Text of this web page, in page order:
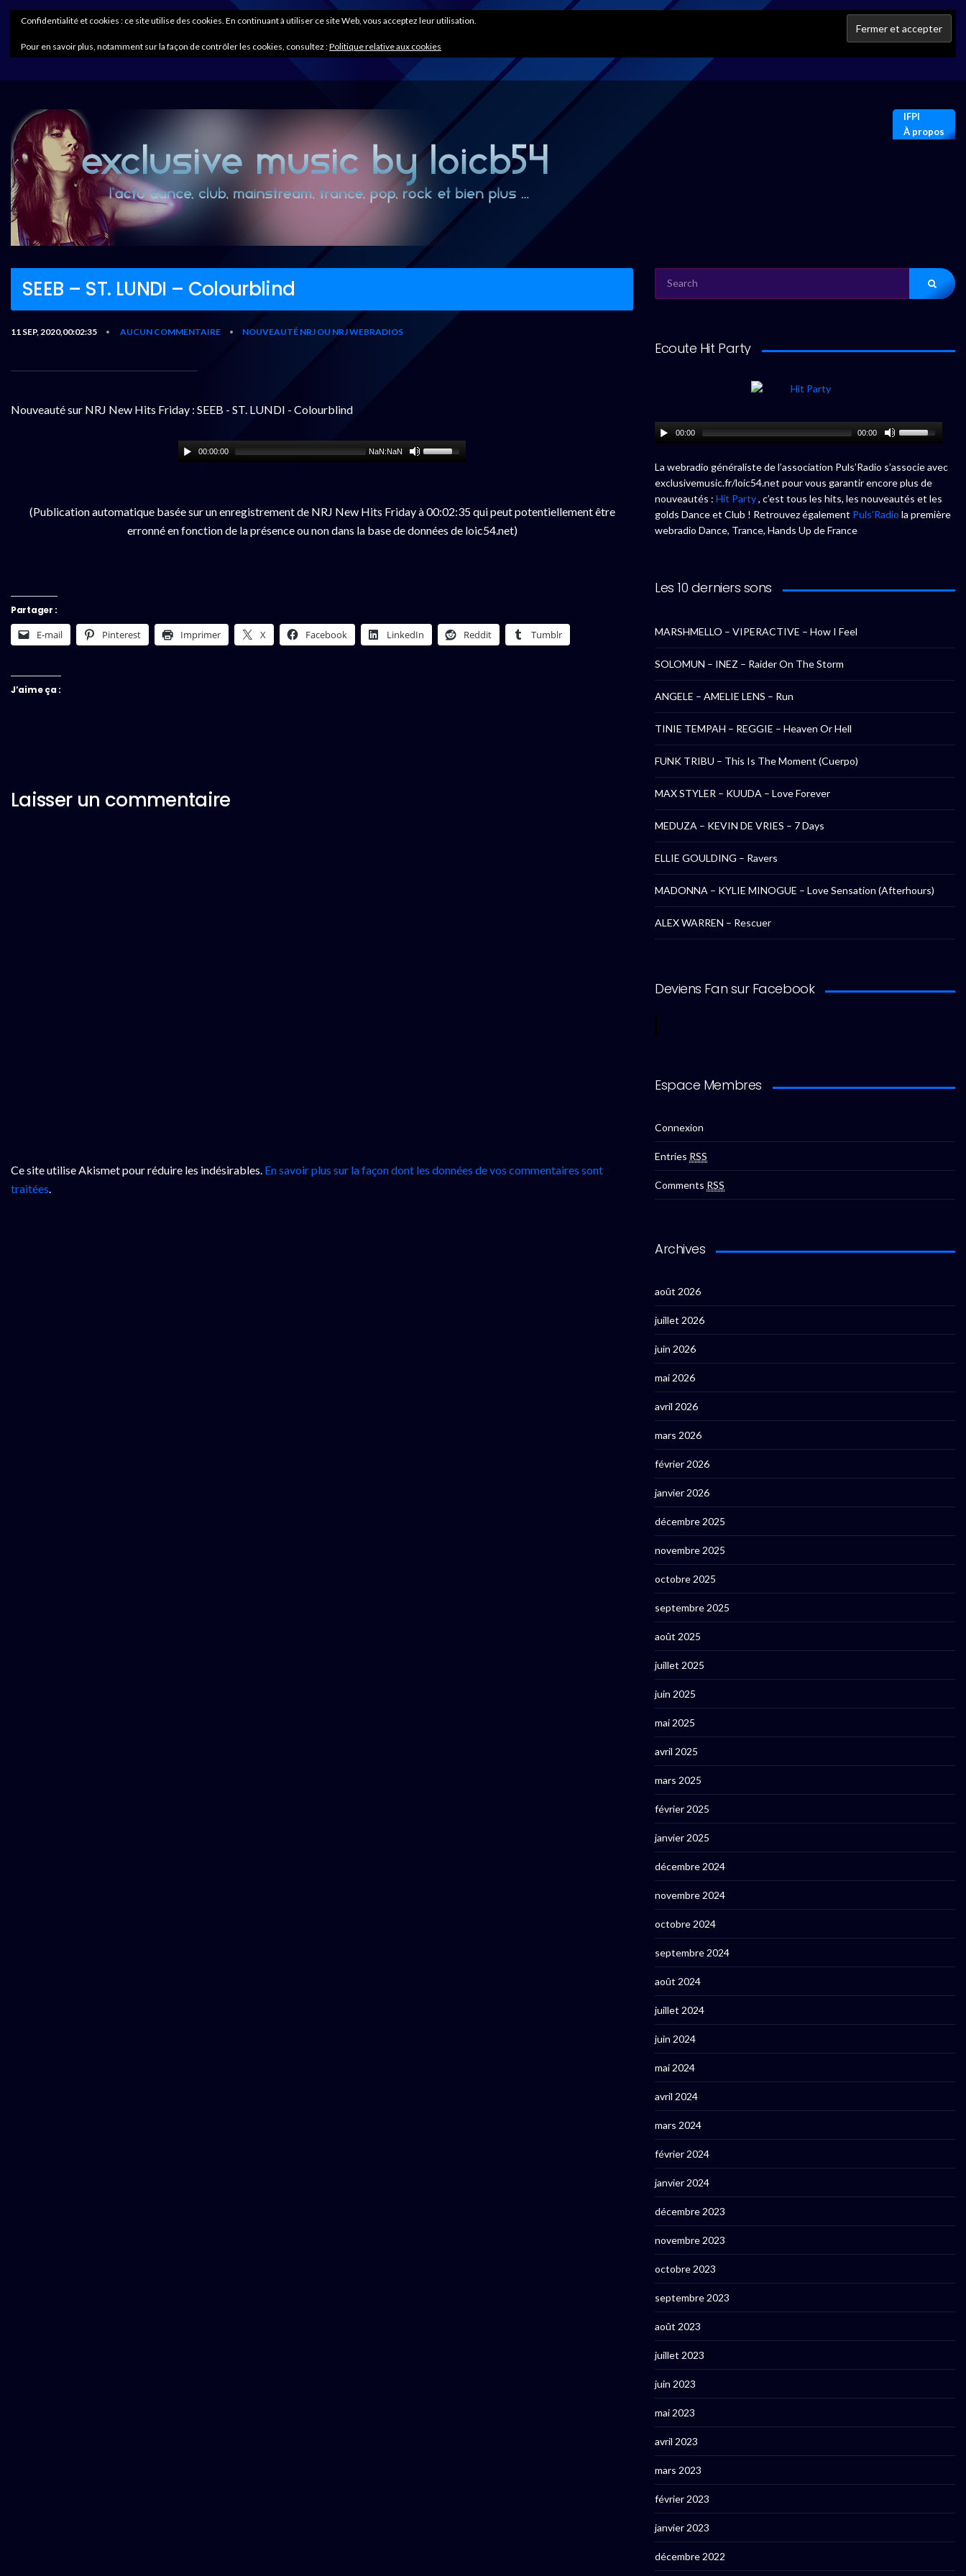
IFPI
À propos
SEEB – ST. LUNDI – Colourblind
11 SEP, 2020,00:02:35 • AUCUN COMMENTAIRE • NOUVEAUTÉ NRJ OU NRJ WEBRADIOS
Nouveauté sur NRJ New Hits Friday : SEEB - ST. LUNDI - Colourblind
00:00:00 NaN:NaN
(Publication automatique basée sur un enregistrement de NRJ New Hits Friday à 00:02:35 qui peut potentiellement être
erronné en fonction de la présence ou non dans la base de données de loic54.net)
Partager :
E-mail Pinterest Imprimer X Facebook LinkedIn Reddit Tumblr
J’aime ça :
Laisser un commentaire
Ce site utilise Akismet pour réduire les indésirables. En savoir plus sur la façon dont les données de vos commentaires sont
traitées.
FOR:
Ecoute Hit Party
00:00 00:00
La webradio généraliste de l’association Puls’Radio s’associe avec
exclusivemusic.fr/loic54.net pour vous garantir encore plus de
nouveautés : Hit Party, c’est tous les hits, les nouveautés et les
golds Dance et Club ! Retrouvez également Puls’Radio la première
webradio Dance, Trance, Hands Up de France
Les 10 derniers sons
MARSHMELLO – VIPERACTIVE – How I Feel
SOLOMUN – INEZ – Raider On The Storm
ANGELE – AMELIE LENS – Run
TINIE TEMPAH – REGGIE – Heaven Or Hell
FUNK TRIBU – This Is The Moment (Cuerpo)
MAX STYLER – KUUDA – Love Forever
MEDUZA – KEVIN DE VRIES – 7 Days
ELLIE GOULDING – Ravers
MADONNA – KYLIE MINOGUE – Love Sensation (Afterhours)
ALEX WARREN – Rescuer
Deviens Fan sur Facebook
Espace Membres
Connexion
Entries RSS
Comments RSS
Archives
août 2026
juillet 2026
juin 2026
mai 2026
avril 2026
mars 2026
février 2026
janvier 2026
décembre 2025
novembre 2025
octobre 2025
septembre 2025
août 2025
juillet 2025
juin 2025
mai 2025
avril 2025
mars 2025
février 2025
janvier 2025
décembre 2024
novembre 2024
octobre 2024
septembre 2024
août 2024
juillet 2024
juin 2024
mai 2024
avril 2024
mars 2024
février 2024
janvier 2024
décembre 2023
novembre 2023
octobre 2023
septembre 2023
août 2023
juillet 2023
juin 2023
mai 2023
avril 2023
mars 2023
février 2023
janvier 2023
décembre 2022
Confidentialité et cookies : ce site utilise des cookies. En continuant à utiliser ce site Web, vous acceptez leur utilisation.
Pour en savoir plus, notamment sur la façon de contrôler les cookies, consultez :Politique relative aux cookies